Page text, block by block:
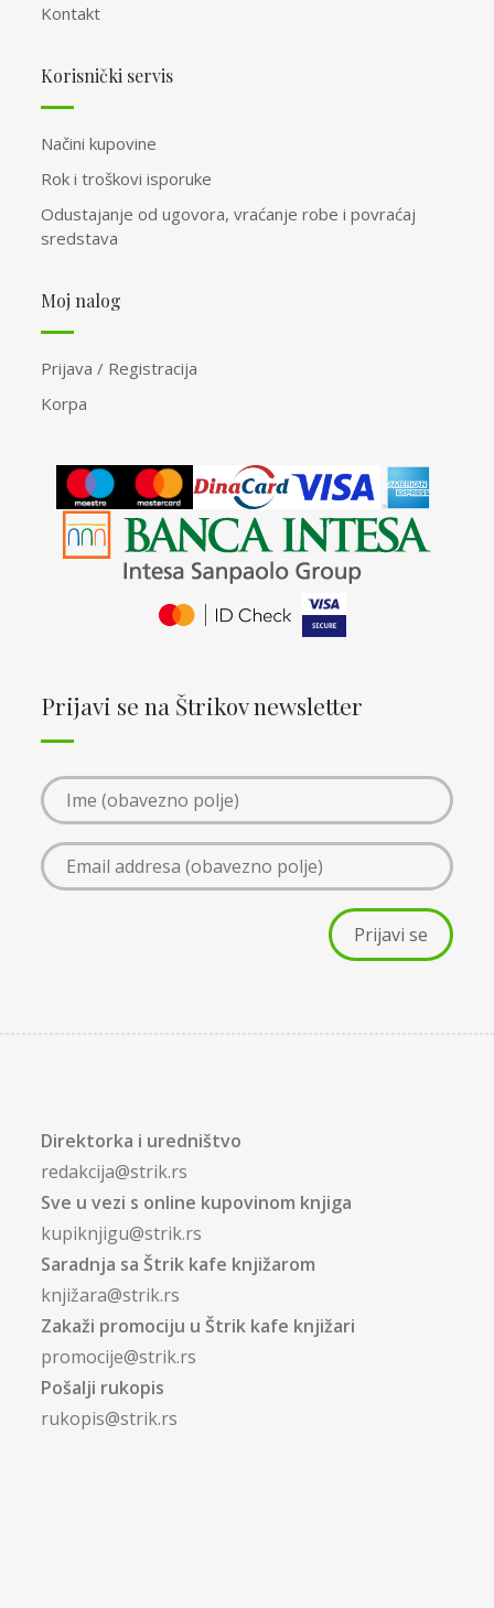
Kontakt
Korisnički servis
Načini kupovine
Rok i troškovi isporuke
Odustajanje od ugovora, vraćanje robe i povraćaj
sredstava
Moj nalog
Prijava / Registracija
Korpa
Prijavi se na Štrikov newsletter
Direktorka i uredništvo
redakcija@strik.rs
Sve u vezi s online kupovinom knjiga
kupiknjigu@strik.rs
Saradnja sa Štrik kafe knjižarom
knjižara@strik.rs
Zakaži promociju u Štrik kafe knjižari
promocije@strik.rs
Pošalji rukopis
rukopis@strik.rs